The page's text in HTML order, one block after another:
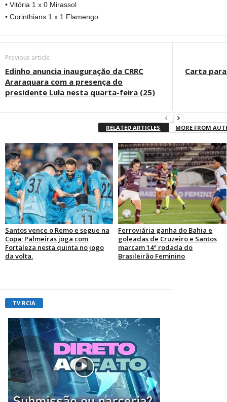
• Vitória 1 x 0 Mirassol
• Corinthians 1 x 1 Flamengo
Previous article
Edinho anuncia inauguração da CRRC
Araraquara com a presença do
presidente Lula nesta quarta-feira (25)
Carta
RELATED ARTICLES MORE FROM
Santos vence o Remo e segue na
Copa; Palmeiras joga com
Fortaleza nesta quinta no jogo
da volta.
Ferroviária ganha do Bahia e
goleadas de Cruzeiro e Santos
marcam 14ª rodada do
Brasileirão Feminino
TV RCIA